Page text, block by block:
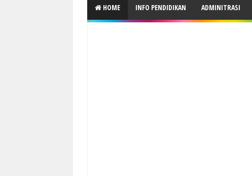
HOME INFO PENDIDIKAN ADMINITRASI